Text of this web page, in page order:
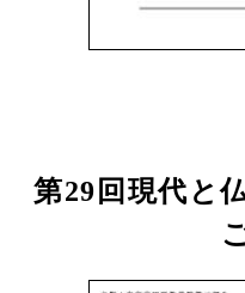
第29回現代と